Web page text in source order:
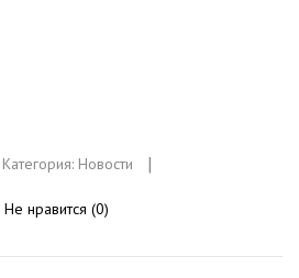
Категория: Новости
Не нравится (0)